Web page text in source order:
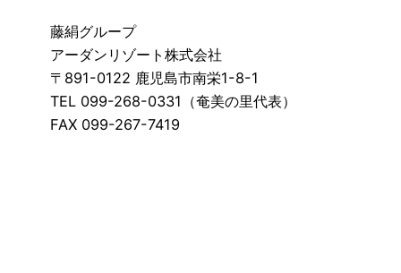
藤絹グループ
アーダンリゾート株式会社
〒891-0122 鹿児島市南栄1-8-1
TEL 099-268-0331（奄美の里代表）
FAX 099-267-7419